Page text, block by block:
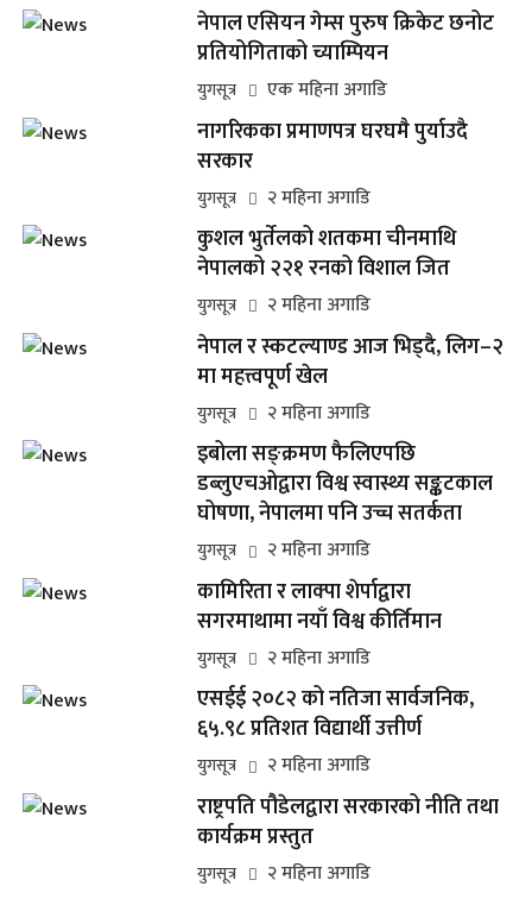
नेपाल एसियन गेम्स पुरुष क्रिकेट छनोट
प्रतियोगिताको च्याम्पियन
युगसूत्र एक महिना अगाडि
नागरिकका प्रमाणपत्र घरघमै पुर्याउदै
सरकार
युगसूत्र २ महिना अगाडि
कुशल भुर्तेलको शतकमा चीनमाथि
नेपालको २२१ रनको विशाल जित
युगसूत्र २ महिना अगाडि
नेपाल र स्कटल्याण्ड आज भिड्दै, लिग–२
मा महत्त्वपूर्ण खेल
युगसूत्र २ महिना अगाडि
इबोला सङ्क्रमण फैलिएपछि
डब्लुएचओद्वारा विश्व स्वास्थ्य सङ्कटकाल
घोषणा, नेपालमा पनि उच्च सतर्कता
युगसूत्र २ महिना अगाडि
कामिरिता र लाक्पा शेर्पाद्वारा
सगरमाथामा नयाँ विश्व कीर्तिमान
युगसूत्र २ महिना अगाडि
एसईई २०८२ को नतिजा सार्वजनिक,
६५.९८ प्रतिशत विद्यार्थी उत्तीर्ण
युगसूत्र २ महिना अगाडि
राष्ट्रपति पौडेलद्वारा सरकारको नीति तथा
कार्यक्रम प्रस्तुत
युगसूत्र २ महिना अगाडि